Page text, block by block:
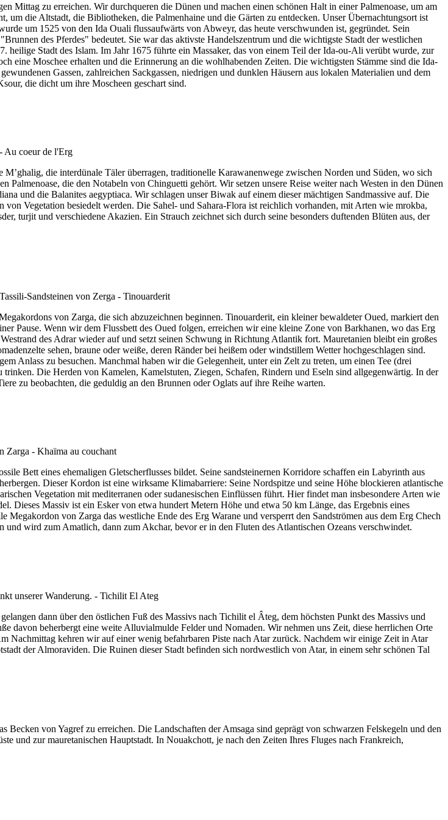
Mittag zu erreichen. Wir durchqueren die Dünen und machen einen schönen Halt in einer Palmenoase, um am
um die Altstadt, die Bibliotheken, die Palmenhaine und die Gärten zu entdecken. Unser Übernachtungsort ist
um 1525 von den Ida Ouali flussaufwärts von Abweyr, das heute verschwunden ist, gegründet. Sein
des Pferdes" bedeutet. Sie war das aktivste Handelszentrum und die wichtigste Stadt der westlichen
heilige Stadt des Islam. Im Jahr 1675 führte ein Massaker, das von einem Teil der Ida-ou-Ali verübt wurde, zur
eine Moschee erhalten und die Erinnerung an die wohlhabenden Zeiten. Die wichtigsten Stämme sind die Ida-
Gassen, zahlreichen Sackgassen, niedrigen und dunklen Häusern aus lokalen Materialien und dem
die dicht um ihre Moscheen geschart sind.
die interdünale Täler überragen, traditionelle Karawanenwege zwischen Norden und Süden, wo sich
die den Notabeln von Chinguetti gehört. Wir setzen unsere Reise weiter nach Westen in den Dünen
und die Balanites aegyptiaca. Wir schlagen unser Biwak auf einem dieser mächtigen Sandmassive auf. Die
Vegetation besiedelt werden. Die Sahel- und Sahara-Flora ist reichlich vorhanden, mit Arten wie mrokba,
turjit und verschiedene Akazien. Ein Strauch zeichnet sich durch seine besonders duftenden Blüten aus, der
von Zarga, die sich abzuzeichnen beginnen. Tinouarderit, ein kleiner bewaldeter Oued, markiert den
Pause. Wenn wir dem Flussbett des Oued folgen, erreichen wir eine kleine Zone von Barkhanen, wo das Erg
des Adrar wieder auf und setzt seinen Schwung in Richtung Atlantik fort. Mauretanien bleibt ein großes
sehen, braune oder weiße, deren Ränder bei heißem oder windstillem Wetter hochgeschlagen sind.
Anlass zu besuchen. Manchmal haben wir die Gelegenheit, unter ein Zelt zu treten, um einen Tee (drei
Die Herden von Kamelen, Kamelstuten, Ziegen, Schafen, Rindern und Eseln sind allgegenwärtig. In der
zu beobachten, die geduldig an den Brunnen oder Oglats auf ihre Reihe warten.
Bett eines ehemaligen Gletscherflusses bildet. Seine sandsteinernen Korridore schaffen ein Labyrinth aus
Dieser Kordon ist eine wirksame Klimabarriere: Seine Nordspitze und seine Höhe blockieren atlantische
Vegetation mit mediterranen oder sudanesischen Einflüssen führt. Hier findet man insbesondere Arten wie
Dieses Massiv ist ein Esker von etwa hundert Metern Höhe und etwa 50 km Länge, das Ergebnis eines
von Zarga das westliche Ende des Erg Warane und versperrt den Sandströmen aus dem Erg Chech
wird zum Amatlich, dann zum Akchar, bevor er in den Fluten des Atlantischen Ozeans verschwindet.
dann über den östlichen Fuß des Massivs nach Tichilit el Âteg, dem höchsten Punkt des Massivs und
davon beherbergt eine weite Alluvialmulde Felder und Nomaden. Wir nehmen uns Zeit, diese herrlichen Orte
Nachmittag kehren wir auf einer wenig befahrbaren Piste nach Atar zurück. Nachdem wir einige Zeit in Atar
der Almoraviden. Die Ruinen dieser Stadt befinden sich nordwestlich von Atar, in einem sehr schönen Tal
Becken von Yagref zu erreichen. Die Landschaften der Amsaga sind geprägt von schwarzen Felskegeln und den
und zur mauretanischen Hauptstadt. In Nouakchott, je nach den Zeiten Ihres Fluges nach Frankreich,